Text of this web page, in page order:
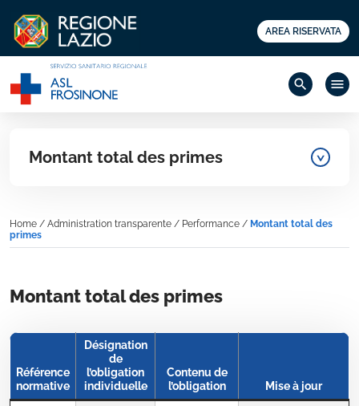
AREA RISERVATA
search menu
Montant total des primes
Home / Administration transparente / Performance / Montant total des
primes
Montant total des primes
Référence
normative
Désignation
de
l’obligation
individuelle
Contenu de
l’obligation
Mise à jour